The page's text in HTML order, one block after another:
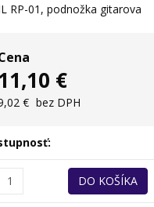
RP-01, podnožka gitarova
11,10 €
€ bez DPH
DO KOŠÍKA